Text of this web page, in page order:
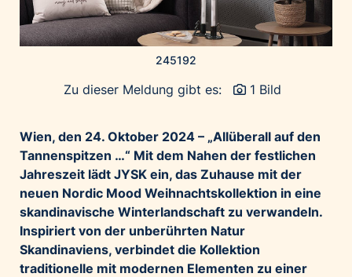
JP Immobilien
JYSK
Kroatische Zentrale für Tourismus
List Holding Gruppe
Mediaplus
Microsoft
Mondelēz Österreich
Muse Electronics
Neuroth
öbv – Österreichischer Bundesverlag
245192
Zu dieser Meldung gibt es: 1 Bild
Wien, den 24. Oktober 2024 – „Allüberall auf den
Tannenspitzen …“ Mit dem Nahen der festlichen
Jahreszeit lädt JYSK ein, das Zuhause mit der
neuen Nordic Mood Weihnachtskollektion in eine
skandinavische Winterlandschaft zu verwandeln.
Inspiriert von der unberührten Natur
Skandinaviens, verbindet die Kollektion
traditionelle mit modernen Elementen zu einer